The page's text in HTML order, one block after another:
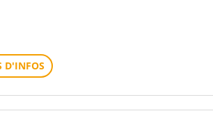
D'INFOS